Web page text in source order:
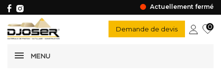
Actuellement fermé
MENU
Demande de devis 0